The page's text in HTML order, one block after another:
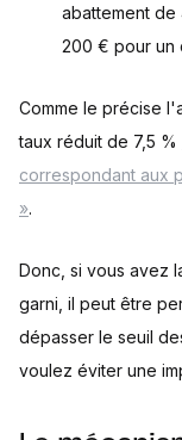
abattement
200 € pour un
Comme le précise
taux réduit de 7,5 %
correspondant aux
».
Donc, si vous avez
garni, il peut être
dépasser le seuil
voulez éviter une